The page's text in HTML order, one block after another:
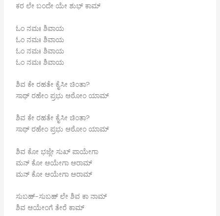
ಕರ ಲೇ ಬಂದೇ ಯೇ ಶುಭ್ ಕಾಮ್
ಓಂ ನಮಃ ಶಿವಾಯ
ಓಂ ನಮಃ ಶಿವಾಯ
ಓಂ ನಮಃ ಶಿವಾಯ
ಓಂ ನಮಃ ಶಿವಾಯ
ಶಿವ ಕೇ ರಹತೇ ಕೈಸೀ ಚಿಂತಾ?
ಸಾಥ್ ರಹೇಂ ಪ್ರಭು ಆಠೋಂ ಯಾಮ್
ಶಿವ ಕೇ ರಹತೇ ಕೈಸೀ ಚಿಂತಾ?
ಸಾಥ್ ರಹೇಂ ಪ್ರಭು ಆಠೋಂ ಯಾಮ್
ಶಿವ ಕೋ ಭಜ್ಲೇ ಸುಖ್ ಪಾಯೇಗಾ
ಮನ್ ಕೋ ಆಯೇಗಾ ಆರಾಮ್
ಮನ್ ಕೋ ಆಯೇಗಾ ಆರಾಮ್
ಸುಬಹ್-ಸುಬಹ್ ಲೇ ಶಿವ ಕಾ ನಾಮ್
ಶಿವ ಆಯೇಂಗೆ ತೇರೆ ಕಾಮ್